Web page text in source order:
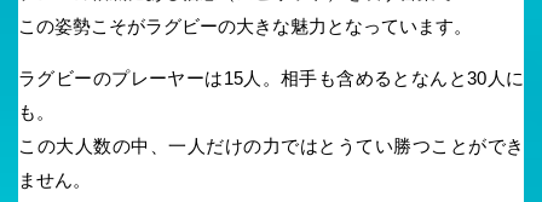
この姿勢こそがラグビーの大きな魅力となっています。
ラグビーのプレーヤーは15人。相手も含めるとなんと30人に
も。
この大人数の中、一人だけの力ではとうてい勝つことができ
ません。